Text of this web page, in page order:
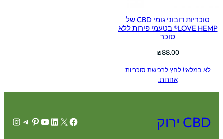
סוכריות דובוני גומי CBD של
LOVE HEMP® בטעמי פירות ללא
סוכר
₪88.00
לא במלאי! לחץ לרכישת סוכריות
אחרות.
CBD ירוק Facebook
X
LinkedIn
YouTube
Pinterest